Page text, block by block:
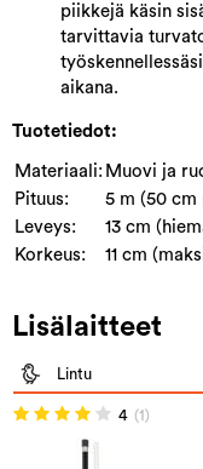
piikkejä käsin
tarvittavia
aikana.
Tuotetiedot:
Materiaali: Muovi ja
Pituus:
5 m (50 cm
Leveys:
13 cm
Korkeus:
11 cm
Lisälaitteet
Lintu
4 (1)